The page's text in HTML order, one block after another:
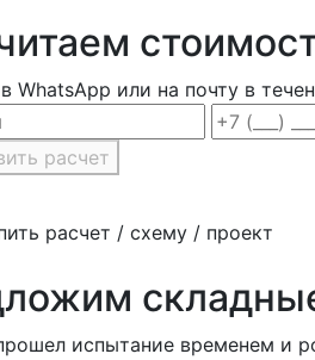
WhatsApp или на почту в
расчет
расчет / схему / проект
испытание временем и